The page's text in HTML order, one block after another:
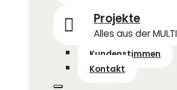
Projekte
Alles aus der
Kundenstimmen
Kontakt